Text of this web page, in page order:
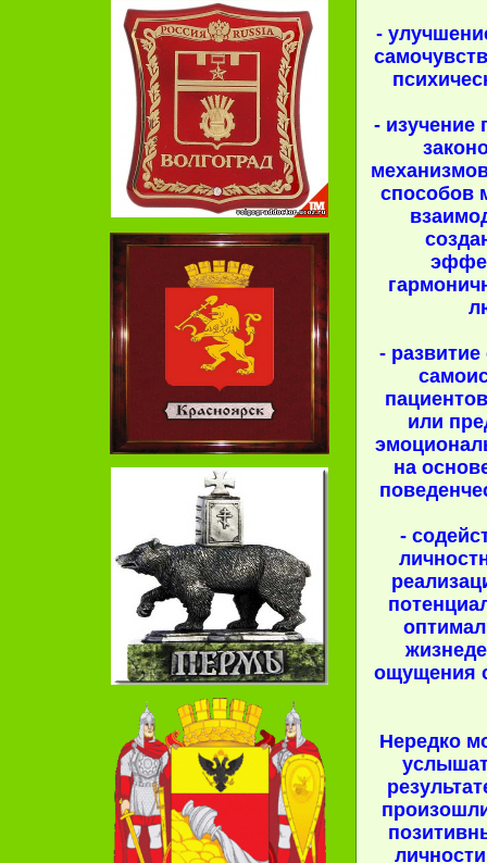
-
- изучение
способов
-
или
на
-
ощущения
Нередко